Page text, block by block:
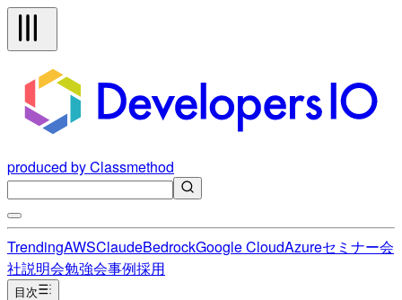
produced by Classmethod
TrendingAWSClaudeBedrockGoogle CloudAzureセミナー会
社説明会勉強会事例採用
目次